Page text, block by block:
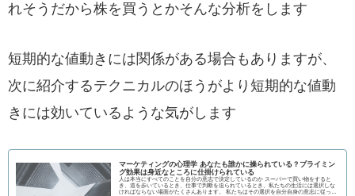
れそうだから株を買うとかそんな分析をします
短期的な値動きには関係がある場合もありますが、
次に紹介するテクニカルのほうがより短期的な値動
きには効いているような気がします
マーケティングの心理学 あなたも誰かに操られている？プライミン
グ効果は身近なところに仕掛けられている
人は本当にすべてのことを自分の意志で決定しているのか スーパーで買い物をすると
き、道を歩いているとき、仕事で判断を迫られているとき、私たちの生活には選択しな
ければならない場面がたくさんあります。 私たちはその選択を自分自身の意志に従って